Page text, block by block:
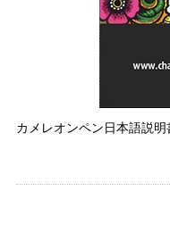
カメレオンペン日本語説